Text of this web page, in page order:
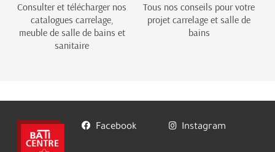
Consulter et télécharger nos
catalogues carrelage,
meuble de salle de bains et
sanitaire
Tous nos conseils pour votre
projet carrelage et salle de
bains
Facebook Instagram